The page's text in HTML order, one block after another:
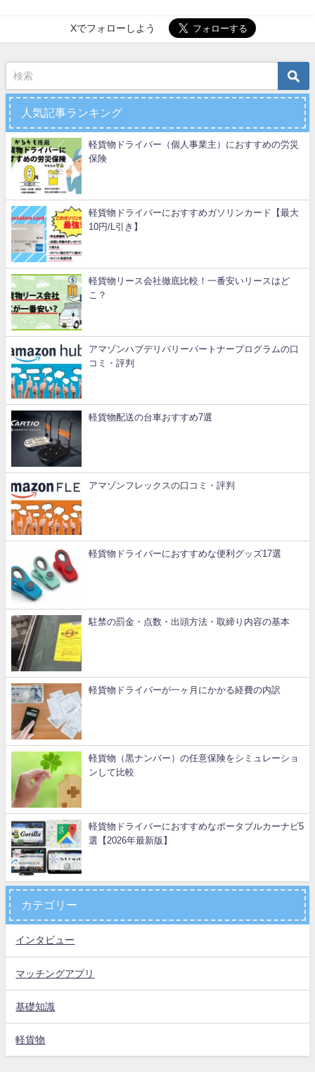
Xでフォローしよう
人気記事ランキング
軽貨物ドライバー（個人事業主）におすすめの労災
保険
軽貨物ドライバーにおすすめガソリンカード【最大
10円/L引き】
軽貨物リース会社徹底比較！一番安いリースはど
こ？
アマゾンハブデリバリーパートナープログラムの口
コミ・評判
軽貨物配送の台車おすすめ7選
アマゾンフレックスの口コミ・評判
軽貨物ドライバーにおすすめな便利グッズ17選
駐禁の罰金・点数・出頭方法・取締り内容の基本
軽貨物ドライバーが一ヶ月にかかる経費の内訳
軽貨物（黒ナンバー）の任意保険をシミュレーショ
ンして比較
軽貨物ドライバーにおすすめなポータブルカーナビ5
選【2026年最新版】
カテゴリー
インタビュー
マッチングアプリ
基礎知識
軽貨物